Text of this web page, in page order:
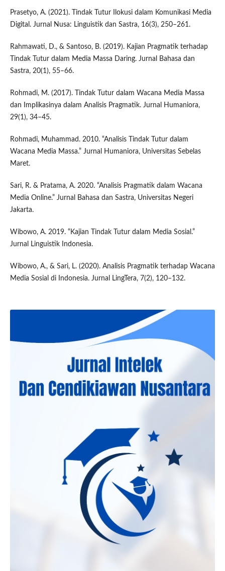
Prasetyo, A. (2021). Tindak Tutur Ilokusi dalam Komunikasi Media
Digital. Jurnal Nusa: Linguistik dan Sastra, 16(3), 250–261.
Rahmawati, D., & Santoso, B. (2019). Kajian Pragmatik terhadap
Tindak Tutur dalam Media Massa Daring. Jurnal Bahasa dan
Sastra, 20(1), 55–66.
Rohmadi, M. (2017). Tindak Tutur dalam Wacana Media Massa
dan Implikasinya dalam Analisis Pragmatik. Jurnal Humaniora,
29(1), 34–45.
Rohmadi, Muhammad. 2010. “Analisis Tindak Tutur dalam
Wacana Media Massa.” Jurnal Humaniora, Universitas Sebelas
Maret.
Sari, R. & Pratama, A. 2020. “Analisis Pragmatik dalam Wacana
Media Online.” Jurnal Bahasa dan Sastra, Universitas Negeri
Jakarta.
Wibowo, A. 2019. “Kajian Tindak Tutur dalam Media Sosial.”
Jurnal Linguistik Indonesia.
Wibowo, A., & Sari, L. (2020). Analisis Pragmatik terhadap Wacana
Media Sosial di Indonesia. Jurnal LingTera, 7(2), 120–132.